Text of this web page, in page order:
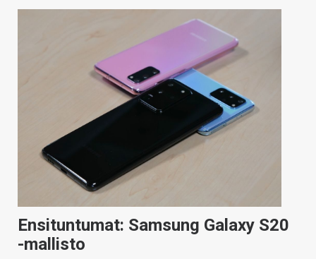
Ensituntumat: Samsung Galaxy S20
-mallisto